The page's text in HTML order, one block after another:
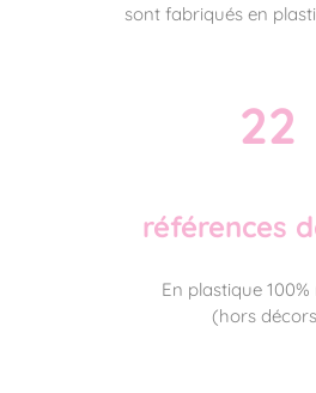
sont fabriqués en
22
références
En plastique
(hors